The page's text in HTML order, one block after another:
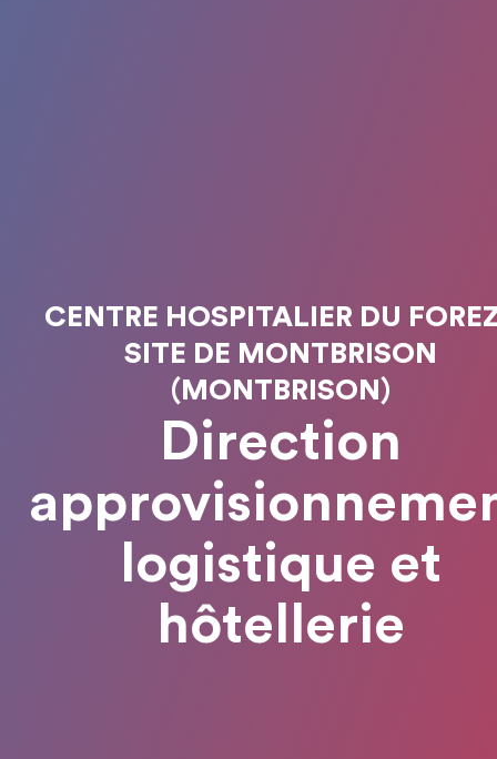
CENTRE HOSPITALIER DU
SITE DE MONTBRISON
(MONTBRISON)
Direction
logistique et
hôtellerie